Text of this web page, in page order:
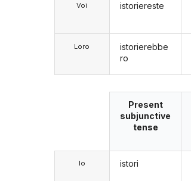
Voi
Loro
istoriereste
istorierebbe
ro
Io
Present
subjunctive
tense
istori